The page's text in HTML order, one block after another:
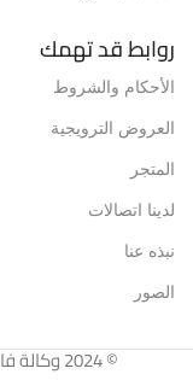
روابط قد تهمك
الأحكام والشروط
العروض الترويجية
المتجر
لدينا اتصالات
نبذه عنا
الصور
© 2024 وكالة فانتوم للإعلان. جميع الحقوق محفوظة.